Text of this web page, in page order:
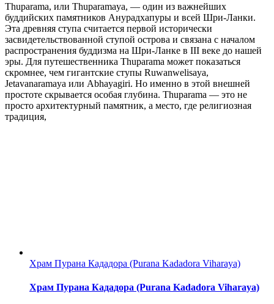
Thuparama, или Thuparamaya, — один из важнейших
буддийских памятников Анурадхапуры и всей Шри-Ланки.
Эта древняя ступа считается первой исторически
засвидетельствованной ступой острова и связана с началом
распространения буддизма на Шри-Ланке в III веке до нашей
эры. Для путешественника Thuparama может показаться
скромнее, чем гигантские ступы Ruwanwelisaya,
Jetavanaramaya или Abhayagiri. Но именно в этой внешней
простоте скрывается особая глубина. Thuparama — это не
просто архитектурный памятник, а место, где религиозная
традиция,
Храм Пурана Кададора (Purana Kadadora Viharaya)
Храм Пурана Кададора (Purana Kadadora Viharaya)